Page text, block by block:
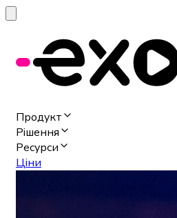
Продукт
Рішення
Ресурси
Ціни